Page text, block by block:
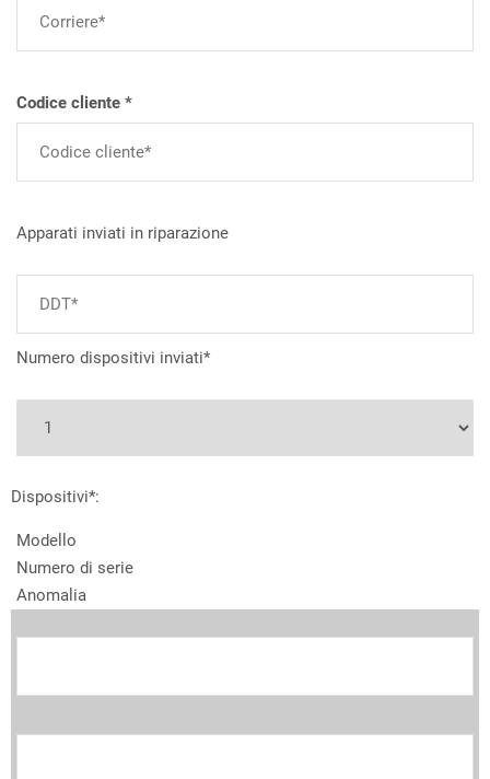
Codice cliente *
Apparati inviati in riparazione
Numero dispositivi inviati*
Dispositivi*:
Modello
Numero di serie
Anomalia